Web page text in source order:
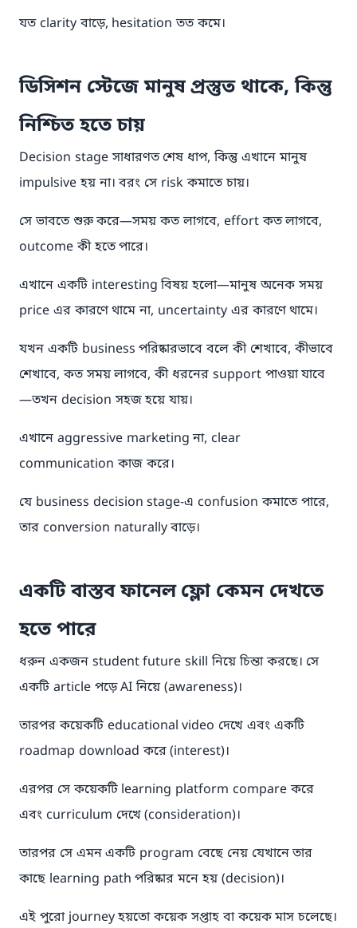
যত clarity বাড়ে, hesitation তত কমে।
ডিসিশন স্টেজে মানুষ প্রস্তুত থাকে, কিন্তু
নিশ্চিত হতে চায়
Decision stage সাধারণত শেষ ধাপ, কিন্তু এখানে মানুষ
impulsive হয় না। বরং সে risk কমাতে চায়।
সে ভাবতে শুরু করে—সময় কত লাগবে, effort কত লাগবে,
outcome কী হতে পারে।
এখানে একটি interesting বিষয় হলো—মানুষ অনেক সময়
price এর কারণে থামে না, uncertainty এর কারণে থামে।
যখন একটি business পরিষ্কারভাবে বলে কী শেখাবে, কীভাবে
শেখাবে, কত সময় লাগবে, কী ধরনের support পাওয়া যাবে
—তখন decision সহজ হয়ে যায়।
এখানে aggressive marketing না, clear
communication কাজ করে।
যে business decision stage-এ confusion কমাতে পারে,
তার conversion naturally বাড়ে।
একটি বাস্তব ফানেল ফ্লো কেমন দেখতে
হতে পারে
ধরুন একজন student future skill নিয়ে চিন্তা করছে। সে
একটি article পড়ে AI নিয়ে (awareness)।
তারপর কয়েকটি educational video দেখে এবং একটি
roadmap download করে (interest)।
এরপর সে কয়েকটি learning platform compare করে
এবং curriculum দেখে (consideration)।
তারপর সে এমন একটি program বেছে নেয় যেখানে তার
কাছে learning path পরিষ্কার মনে হয় (decision)।
এই পুরো journey হয়তো কয়েক সপ্তাহ বা কয়েক মাস চলেছে।